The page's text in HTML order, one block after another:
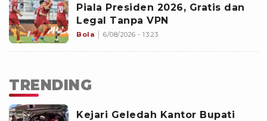
Piala Presiden 2026, Gratis dan
Legal Tanpa VPN
Bola 6/08/2026 - 13:23
TRENDING
Kejari Geledah Kantor Bupati